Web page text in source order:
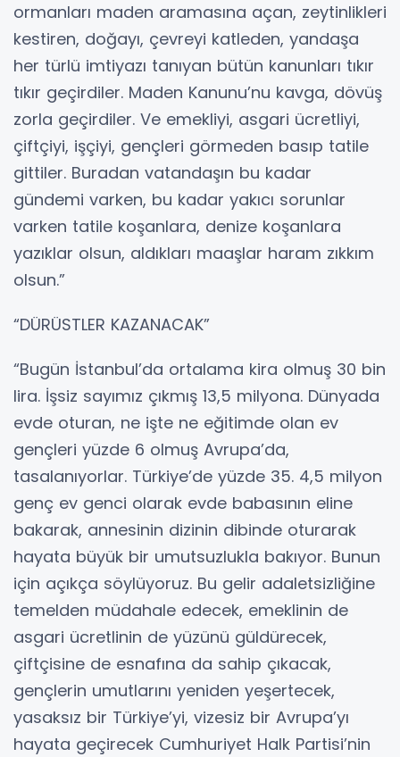
ormanları maden aramasına açan, zeytinlikleri
kestiren, doğayı, çevreyi katleden, yandaşa
her türlü imtiyazı tanıyan bütün kanunları tıkır
tıkır geçirdiler. Maden Kanunu’nu kavga, dövüş
zorla geçirdiler. Ve emekliyi, asgari ücretliyi,
çiftçiyi, işçiyi, gençleri görmeden basıp tatile
gittiler. Buradan vatandaşın bu kadar
gündemi varken, bu kadar yakıcı sorunlar
varken tatile koşanlara, denize koşanlara
yazıklar olsun, aldıkları maaşlar haram zıkkım
olsun.”
“DÜRÜSTLER KAZANACAK”
“Bugün İstanbul’da ortalama kira olmuş 30 bin
lira. İşsiz sayımız çıkmış 13,5 milyona. Dünyada
evde oturan, ne işte ne eğitimde olan ev
gençleri yüzde 6 olmuş Avrupa’da,
tasalanıyorlar. Türkiye’de yüzde 35. 4,5 milyon
genç ev genci olarak evde babasının eline
bakarak, annesinin dizinin dibinde oturarak
hayata büyük bir umutsuzlukla bakıyor. Bunun
için açıkça söylüyoruz. Bu gelir adaletsizliğine
temelden müdahale edecek, emeklinin de
asgari ücretlinin de yüzünü güldürecek,
çiftçisine de esnafına da sahip çıkacak,
gençlerin umutlarını yeniden yeşertecek,
yasaksız bir Türkiye’yi, vizesiz bir Avrupa’yı
hayata geçirecek Cumhuriyet Halk Partisi’nin